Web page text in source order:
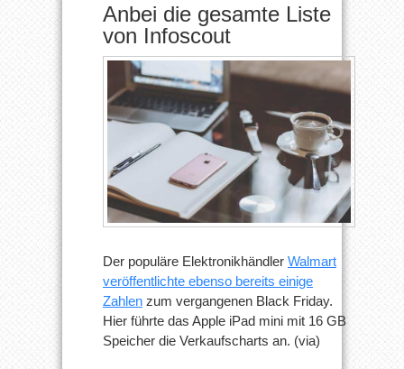
Anbei die gesamte Liste
von Infoscout
Der populäre Elektronikhändler Walmart
veröffentlichte ebenso bereits einige
Zahlen zum vergangenen Black Friday.
Hier führte das Apple iPad mini mit 16 GB
Speicher die Verkaufscharts an. (via)